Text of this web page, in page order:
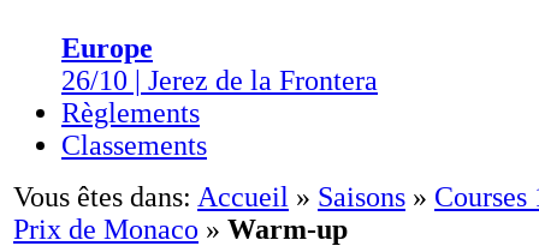
Europe
26/10 | Jerez de la Frontera
Règlements
Classements
Vous êtes dans: Accueil » Saisons » Courses
Prix de Monaco » Warm-up